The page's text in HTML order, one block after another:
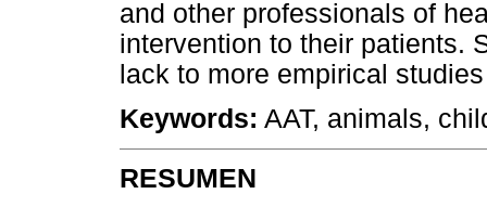
and other professionals of
intervention to their patients.
lack to more empirical
Keywords: AAT, animals,
RESUMEN